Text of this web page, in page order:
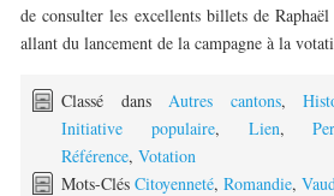
de consulter les excellents billets de
allant du lancement de la campagne à la
Classé dans Autres cantons,
Initiative populaire, Lien,
Référence,Votation
Mots-ClésCitoyenneté,Romandie,Vaud